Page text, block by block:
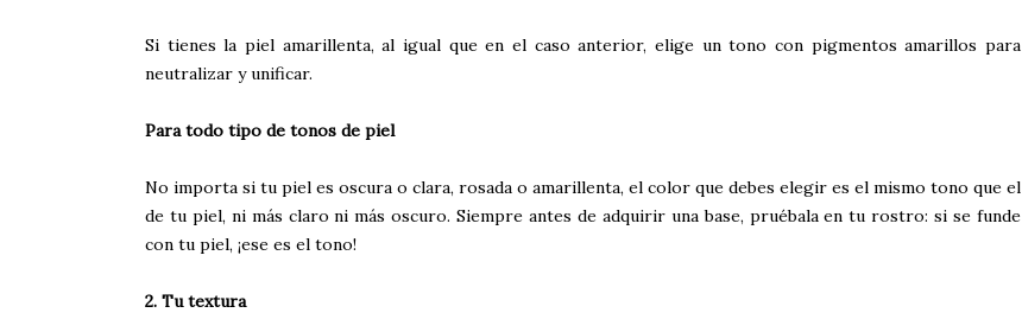
Si tienes la piel amarillenta, al igual que en el caso anterior, elige un tono con pigmentos amarillos para
neutralizar y unificar.
Para todo tipo de tonos de piel
No importa si tu piel es oscura o clara, rosada o amarillenta, el color que debes elegir es el mismo tono que el
de tu piel, ni más claro ni más oscuro. Siempre antes de adquirir una base, pruébala en tu rostro: si se funde
con tu piel, ¡ese es el tono!
2. Tu textura